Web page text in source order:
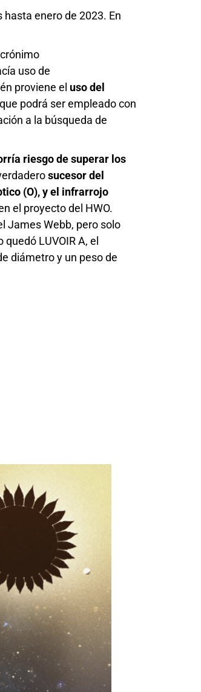
enero de 2023. En
uso de
proviene el uso del
podrá ser empleado con
a la búsqueda de
riesgo de superar los
sucesor del
(O), y el infrarrojo
el proyecto del HWO.
James Webb, pero solo
LUVOIR A, el
diámetro y un peso de